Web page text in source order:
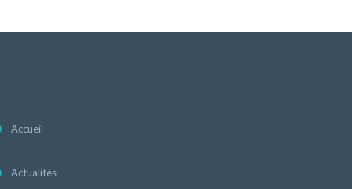
Accueil
Actualités